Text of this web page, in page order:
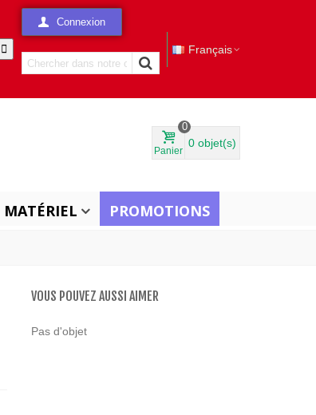

Connexion
Français
Panier
0
0 objet(s)
MATÉRIEL PROMOTIONS
VOUS POUVEZ AUSSI AIMER
Pas d'objet